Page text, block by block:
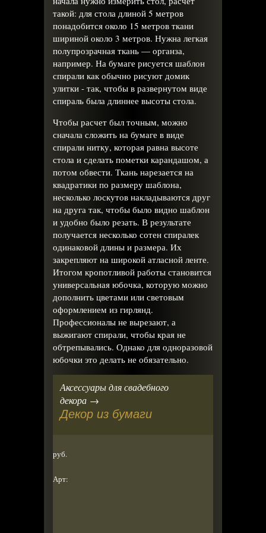
такой: для стола длиной 5 метров
понадобится около 15 метров ткани
шириной около 3 метров. Нужна легкая
полупрозрачная ткань — органза,
например. На бумаге рисуется шаблон
спирали как обычно рисуют домик
улитки - так, чтобы в развернутом виде
спираль была длиннее высоты стола.
Чтобы расчет был точным, можно
сначала сложить на бумаге в виде
спирали нитку, которая равна высоте
стола и сделать пометки карандашом, а
потом обвести. Ткань нарезается на
квадратики по размеру шаблона,
несколько лоскутов накладываются друг
на друга так, чтобы было видно шаблон
и удобно было резать. В результате
получается несколько сотен спиралек
одинаковой длины и размера. Их
закрепляют на широкой атласной ленте.
Итогом кропотливой работы становится
универсальная юбочка, которую можно
дополнить цветами или световым
оформлением из гирлянд.
Профессионалы не вырезают, а
выжигают спирали, чтобы края не
обтрепывались. Однако для одноразовой
юбочки это делать не обязательно.
Аксессуары для свадебного
декора →
Декор из бумаги
руб.
Арт: